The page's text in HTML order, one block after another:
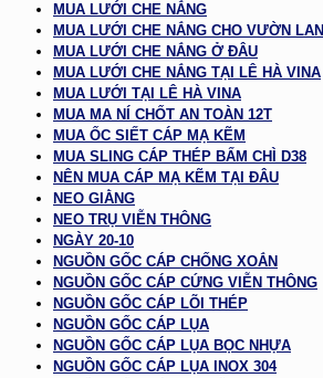
MUA LƯỚI CHE NẮNG
MUA LƯỚI CHE NẮNG CHO VƯỜN LAN
MUA LƯỚI CHE NẮNG Ở ĐÂU
MUA LƯỚI CHE NẮNG TẠI LÊ HÀ VINA
MUA LƯỚI TẠI LÊ HÀ VINA
MUA MA NÍ CHỐT AN TOÀN 12T
MUA ỐC SIẾT CÁP MẠ KẼM
MUA SLING CÁP THÉP BẤM CHÌ D38
NÊN MUA CÁP MẠ KẼM TẠI ĐÂU
NEO GIẰNG
NEO TRỤ VIỄN THÔNG
NGÀY 20-10
NGUỒN GỐC CÁP CHỐNG XOẮN
NGUỒN GỐC CÁP CỨNG VIỄN THÔNG
NGUỒN GỐC CÁP LÕI THÉP
NGUỒN GỐC CÁP LỤA
NGUỒN GỐC CÁP LỤA BỌC NHỰA
NGUỒN GỐC CÁP LỤA INOX 304